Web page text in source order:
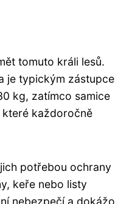
tomuto králi lesů.
je typickým
kg, zatímco samice
které každoročně
potřebou ochrany
keře nebo listy
nebezpečí a